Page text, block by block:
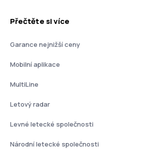
Přečtěte si více
Garance nejnižší ceny
Mobilní aplikace
MultiLine
Letový radar
Levné letecké společnosti
Národní letecké společnosti